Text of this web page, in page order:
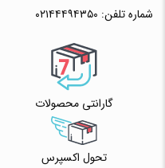
شماره تلفن: ۰۲۱۴۴۴۹۴۳۵۰
گارانتی محصولات
تحول اکسپرس